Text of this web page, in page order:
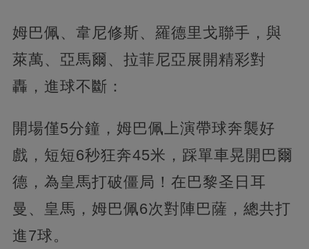
姆巴佩、韋尼修斯、羅德里戈聯手，與
萊萬、亞馬爾、拉菲尼亞展開精彩對
轟，進球不斷：
開場僅5分鐘，姆巴佩上演帶球奔襲好
戲，短短6秒狂奔45米，踩單車晃開巴爾
德，為皇馬打破僵局！在巴黎圣日耳
曼、皇馬，姆巴佩6次對陣巴薩，總共打
進7球。